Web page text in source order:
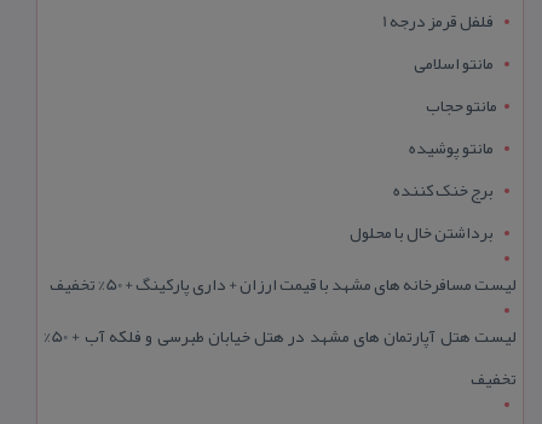
فلفل قرمز درجه 1
مانتو اسلامی
مانتو حجاب
مانتو پوشیده
برج خنک کننده
برداشتن خال با محلول
لیست مسافرخانه های مشهد با قیمت ارزان + داری پارکینگ + 50% تخفیف
لیست هتل آپارتمان های مشهد در هتل خیابان طبرسی و فلکه آب + 50%
تخفیف